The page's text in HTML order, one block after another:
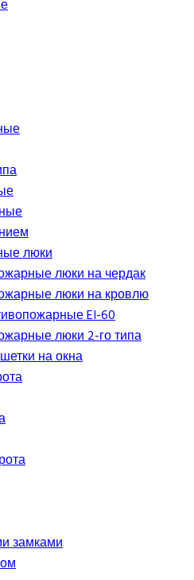
люки
люки на чердак
люки на кровлю
EI-60
люки 2-го типа
на окна
замками